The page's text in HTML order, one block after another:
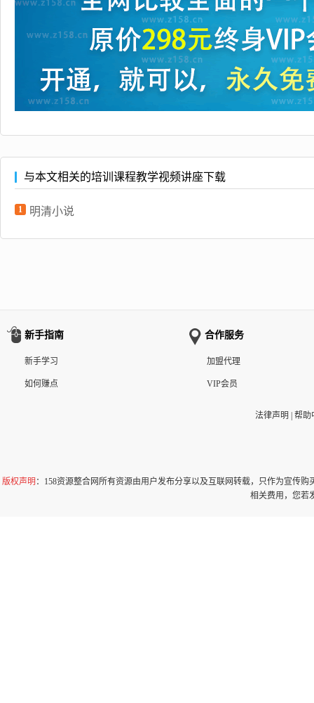
与本文相关的培训课程教学视频讲座下载
1 明清小说
新手指南
新手学习
如何赚点
合作服务
加盟代理
VIP会员
法律声明 帮助
版权声明 ：158资源整合网所有资源由用户发布分享以及互联网转载，只作为宣传
相关费用，您若